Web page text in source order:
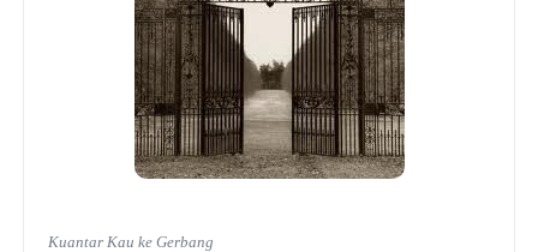
Kuantar Kau ke Gerbang